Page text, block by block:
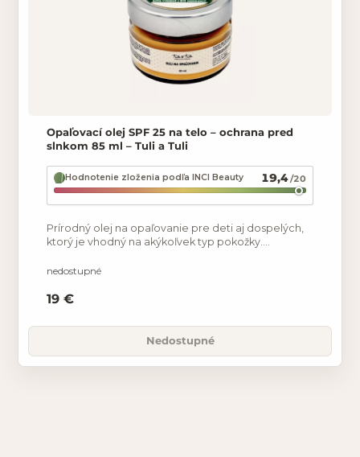
Opaľovací olej SPF 25 na telo – ochrana pred
slnkom 85 ml – Tuli a Tuli
Hodnotenie zloženia podľa INCI Beauty 19,4/20
Prírodný olej na opaľovanie pre deti aj dospelých,
ktorý je vhodný na akýkoľvek typ pokožky.
včelí vosk a
nedostupné
19 €
Nedostupné